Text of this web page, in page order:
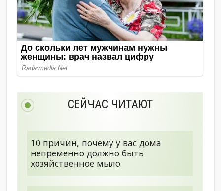
СЕЙЧАС ЧИТАЮТ
10 причин, почему у вас дома
непременно должно быть
хозяйственное мыло